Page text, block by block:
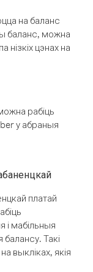
на баланс
баланс, можна
нізкіх цэнах на
рабіць
у абраныя
платай
і мабільныя
балансу. Такі
выкліках, якія